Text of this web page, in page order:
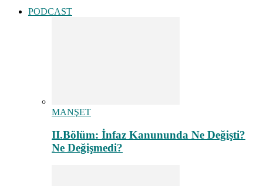
PODCAST
MANŞET
II.Bölüm: İnfaz Kanununda Ne Değişti?
Ne Değişmedi?